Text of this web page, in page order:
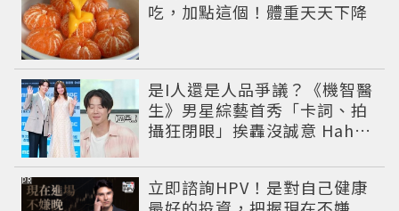
吃，加點這個！體重天天下降
是I人還是人品爭議？《機智醫
生》男星綜藝首秀「卡詞、拍
攝狂閉眼」挨轟沒誠意 Haha
立即諮詢HPV！是對自己健康
PR